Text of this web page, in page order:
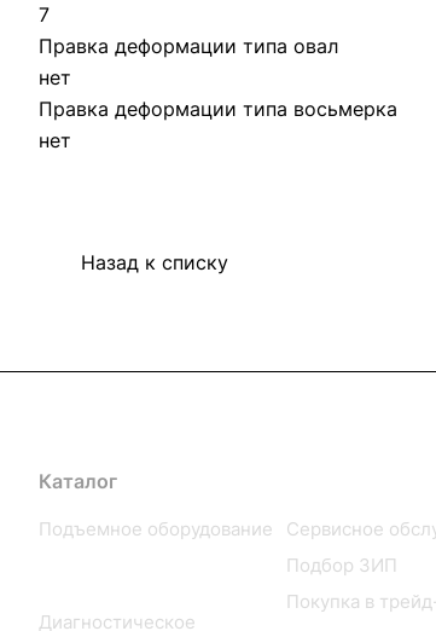
7
Правка деформации типа овал
нет
Правка деформации типа восьмерка
нет
Назад к списку
Каталог
Подъемное оборудование
Диагностическое
Сервисное
Подбор ЗИП
Покупка в